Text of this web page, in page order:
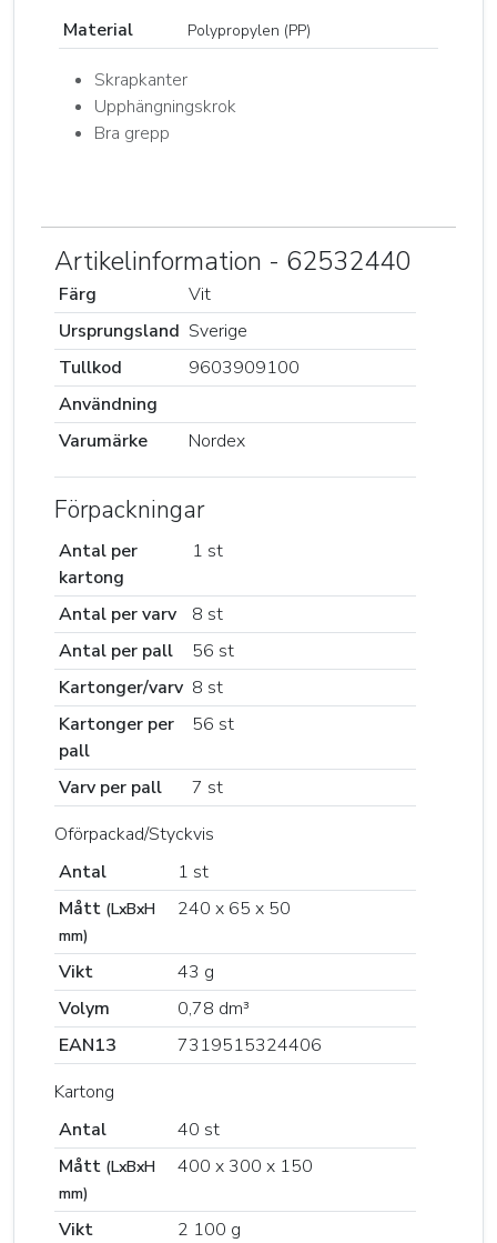
Material Polypropylen (PP)
Skrapkanter
Upphängningskrok
Bra grepp
Artikelinformation - 62532440
Färg
Vit
Ursprungsland Sverige
Tullkod
9603909100
Användning
Varumärke
Nordex
Förpackningar
Antal per
kartong
1 st
Antal per varv
8 st
Antal per pall
56 st
Kartonger/varv 8 st
Kartonger per
pall
56 st
Varv per pall
7 st
Oförpackad/Styckvis
Antal
1 st
Mått (LxBxH
mm)
240 x 65 x 50
Vikt
43 g
Volym
0,78 dm³
EAN13
7319515324406
Kartong
Antal
40 st
Mått (LxBxH
mm)
400 x 300 x 150
Vikt
2 100 g